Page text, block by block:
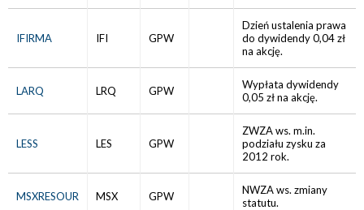
IFIRMA IFI GPW
Dzień ustalenia prawa
do dywidendy 0,04 zł
na akcję.
LARQ LRQ GPW
Wypłata dywidendy
0,05 zł na akcję.
LESS LES GPW
ZWZA ws. m.in.
podziału zysku za
2012 rok.
MSXRESOUR MSX GPW
NWZA ws. zmiany
statutu.